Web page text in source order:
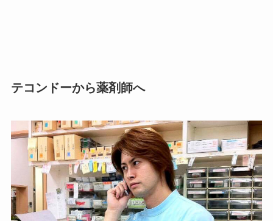
テコンドーから薬剤師へ